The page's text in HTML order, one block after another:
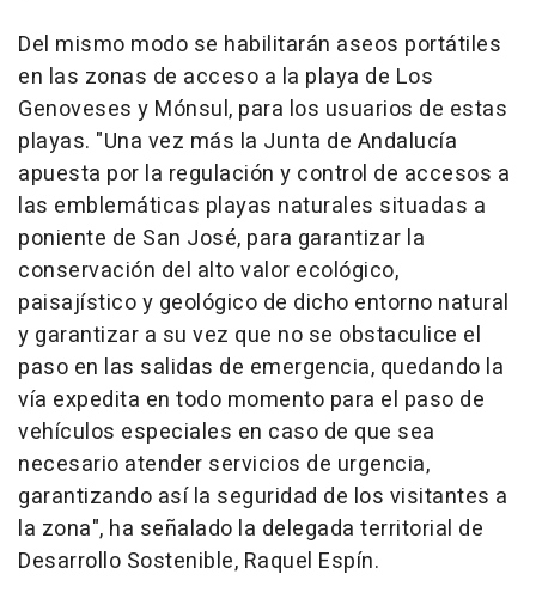
Del mismo modo se habilitarán aseos portátiles
en las zonas de acceso a la playa de Los
Genoveses y Mónsul, para los usuarios de estas
playas. "Una vez más la Junta de Andalucía
apuesta por la regulación y control de accesos a
las emblemáticas playas naturales situadas a
poniente de San José, para garantizar la
conservación del alto valor ecológico,
paisajístico y geológico de dicho entorno natural
y garantizar a su vez que no se obstaculice el
paso en las salidas de emergencia, quedando la
vía expedita en todo momento para el paso de
vehículos especiales en caso de que sea
necesario atender servicios de urgencia,
garantizando así la seguridad de los visitantes a
la zona", ha señalado la delegada territorial de
Desarrollo Sostenible, Raquel Espín.